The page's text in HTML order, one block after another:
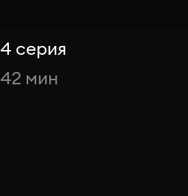
4 серия
42 мин